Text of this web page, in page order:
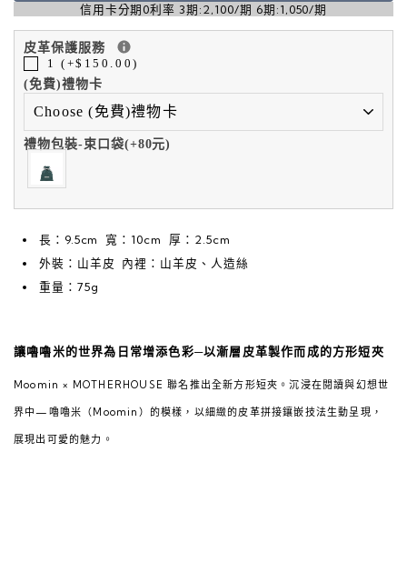
信用卡分期0利率 3期:2,100/期 6期:1,050/期
皮革保護服務
1 (+$150.00)
(免費)禮物卡
禮物包裝-束口袋(+80元)
長：9.5cm 寬：10cm 厚：2.5cm
外裝：山羊皮 內裡：山羊皮、人造絲
重量：75g
讓嚕嚕米的世界為日常增添色彩─以漸層皮革製作而成的方形短夾
Moomin × MOTHERHOUSE 聯名推出全新方形短夾。沉浸在閱讀與幻想世
界中—嚕嚕米（Moomin）的模樣，以細緻的皮革拼接鑲嵌技法生動呈現，
展現出可愛的魅力。